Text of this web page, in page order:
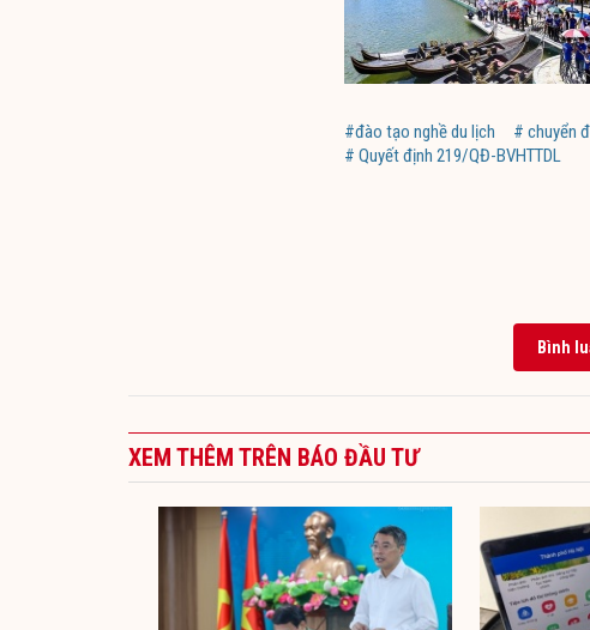
#đào tạo nghề du lịch # chuyển
# Quyết định 219/QĐ-BVHTTDL
Bình
XEM THÊM TRÊN BÁO ĐẦU TƯ